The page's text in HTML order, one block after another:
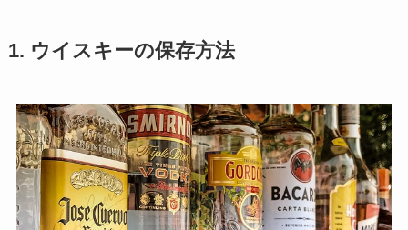
1. ウイスキーの保存方法